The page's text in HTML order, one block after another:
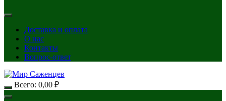
Доставка и оплата
О нас
Контакты
Вопрос-ответ
Всего: 0,00 ₽